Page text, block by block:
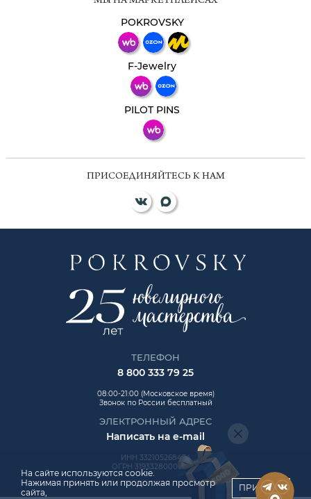
POKROVSKY
F-Jewelry
PILOT PINS
ПРИСОЕДИНЯЙТЕСЬ К НАМ
ТЕЛЕФОН
8 800 333 79 25
08:00-21:00 (Московское время)
Звонок по России бесплатный
ЭЛЕКТРОННЫЙ АДРЕС
Написать на e-mail
ИНН 332105268454
ОГРН 319332800006992
На сайте используются cookie.
Нажимая принять или продолжая просмотр
сайта,
ПРИНЯТЬ